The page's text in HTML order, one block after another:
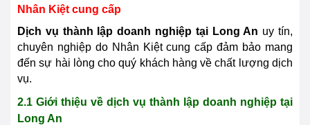
Nhân Kiệt cung cấp
Dịch vụ thành lập doanh nghiệp tại Long An uy tín,
chuyên nghiệp do Nhân Kiệt cung cấp đảm bảo mang
đến sự hài lòng cho quý khách hàng về chất lượng dịch
vụ.
2.1 Giới thiệu về dịch vụ thành lập doanh nghiệp tại
Long An